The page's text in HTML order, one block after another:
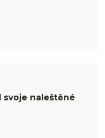
svoje naleštěné